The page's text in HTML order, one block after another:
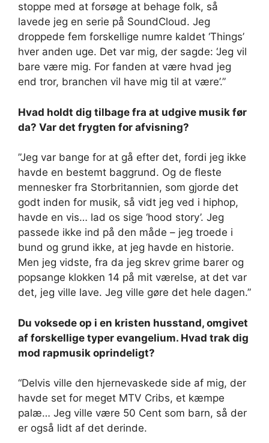
stoppe med at forsøge at behage folk, så
lavede jeg en serie på SoundCloud. Jeg
droppede fem forskellige numre kaldet ‘Things’
hver anden uge. Det var mig, der sagde: ‘Jeg vil
bare være mig. For fanden at være hvad jeg
end tror, ​​branchen vil have mig til at være’.”
Hvad holdt dig tilbage fra at udgive musik før
da? Var det frygten for afvisning?
”Jeg var bange for at gå efter det, fordi jeg ikke
havde en bestemt baggrund. Og de fleste
mennesker fra Storbritannien, som gjorde det
godt inden for musik, så vidt jeg ved i hiphop,
havde en vis… lad os sige ‘hood story’. Jeg
passede ikke ind på den måde – jeg troede i
bund og grund ikke, at jeg havde en historie.
Men jeg vidste, fra da jeg skrev grime barer og
popsange klokken 14 på mit værelse, at det var
det, jeg ville lave. Jeg ville gøre det hele dagen.”
Du voksede op i en kristen husstand, omgivet
af forskellige typer evangelium. Hvad trak dig
mod rapmusik oprindeligt?
“Delvis ville den hjernevaskede side af mig, der
havde set for meget MTV Cribs, et kæmpe
palæ… Jeg ville være 50 Cent som barn, så der
er også lidt af det derinde.